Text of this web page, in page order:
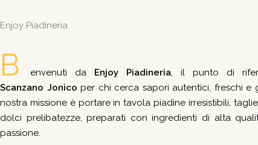
Enjoy Piadineria
B envenuti da Enjoy Piadineria, il punto di
Scanzano Jonico per chi cerca sapori autentici, freschi e
nostra missione è portare in tavola piadine irresistibili,
dolci prelibatezze, preparati con ingredienti di alta
passione.